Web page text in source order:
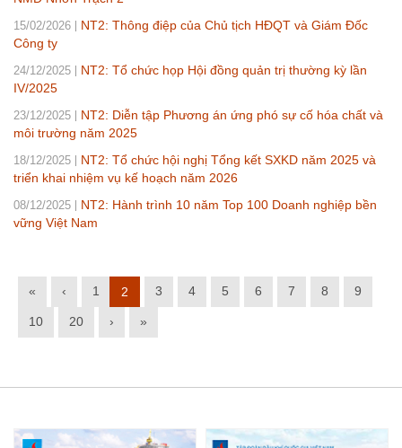
15/02/2026
NT2: Thông điệp của Chủ tịch HĐQT và Giám Đốc
Công ty
24/12/2025
NT2: Tổ chức họp Hội đồng quản trị thường kỳ lần
IV/2025
23/12/2025
NT2: Diễn tập Phương án ứng phó sự cố hóa chất và
môi trường năm 2025
18/12/2025
NT2: Tổ chức hội nghị Tổng kết SXKD năm 2025 và
triển khai nhiệm vụ kế hoạch năm 2026
08/12/2025
NT2: Hành trình 10 năm Top 100 Doanh nghiệp bền
vững Việt Nam
« ‹ 1 2 3 4 5 6 7 8 9
10 20 › »